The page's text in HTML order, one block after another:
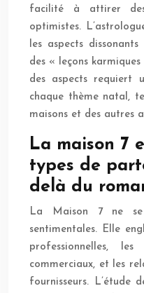
facilité à attirer
optimistes.
les aspects
des « leçons
des aspects requiert
chaque thème natal,
maisons et des autres
La maison 7
types de
delà du
La Maison 7 ne
sentimentales. Elle
professionnelles,
commerciaux, et les
fournisseurs. L’étude